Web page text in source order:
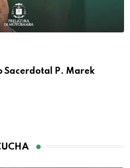
Sacerdotal P. Marek